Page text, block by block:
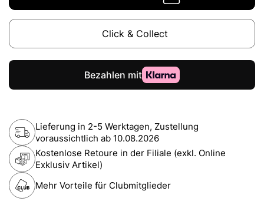
Click & Collect
Lieferung in 2-5 Werktagen, Zustellung
voraussichtlich ab 10.08.2026
Kostenlose Retoure in der Filiale (exkl. Online
Exklusiv Artikel)
Mehr Vorteile für Clubmitglieder